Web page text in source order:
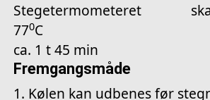
Stegetermometeret skal
770C
ca. 1 t 45 min
Fremgangsmåde
1. Kølen kan udbenes før